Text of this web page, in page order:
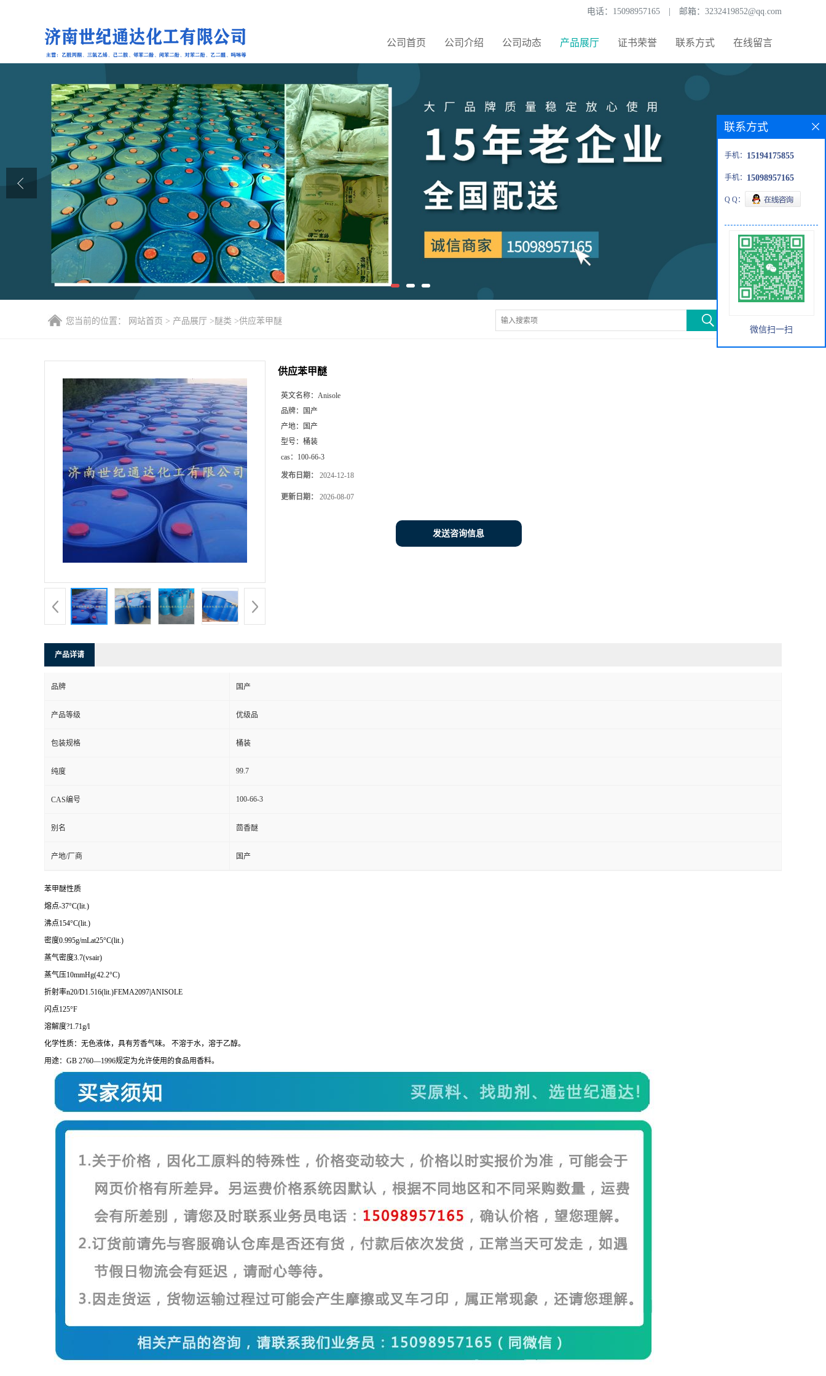
电话： 15098957165 邮箱： 3232419852@qq.com
公司首页 公司介绍 公司动态 产品展厅 证书荣誉 联系方式 在线留言
公司首页
公司动态
产品展厅
证书荣誉
联系方式
您当前的位置： 网站首页 > 产品展厅 >醚类 >供应苯甲醚
供应苯甲醚
英文名称： Anisole
品牌：
国产
产地：
国产
型号： 桶装
cas： 100-66-3
发布日期： 2024-12-18
更新日期： 2026-08-07
发送咨询信息
产品详请
品牌 国产
产品等级 优级品
包装规格 桶装
纯度 99.7
CAS编号 100-66-3
别名 茴香醚
产地/厂商 国产
苯甲醚性质
熔点-37°C(lit.)
沸点154°C(lit.)
密度0.995g/mLat25°C(lit.)
蒸气密度3.7(vsair)
蒸气压10mmHg(42.2°C)
折射率n20/D1.516(lit.)FEMA2097|ANISOLE
闪点125°F
溶解度?1.71g/l
化学性质：无色液体，具有芳香气味。 不溶于水，溶于乙醇。
用途：GB 2760—1996规定为允许使用的食品用香料。
联系方式
手机： 15194175855
手机： 15098957165
Q Q：
微信扫一扫